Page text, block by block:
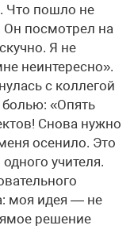
Что пошло не
Он посмотрел на
Я не
неинтересно».
с коллегой
«Опять
Снова нужно
осенило. Это
учителя.
моя идея — не
решение